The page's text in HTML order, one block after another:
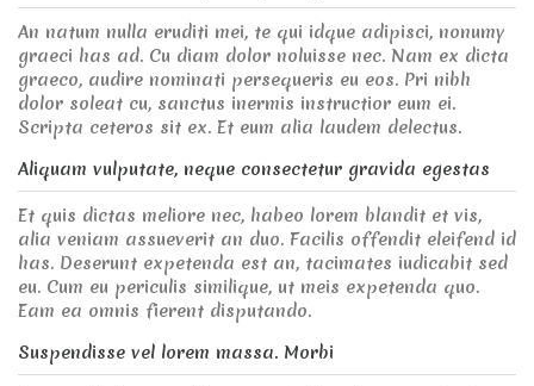
An natum nulla eruditi mei, te qui idque adipisci, nonumy
graeci has ad. Cu diam dolor noluisse nec. Nam ex dicta
graeco, audire nominati persequeris eu eos. Pri nibh
dolor soleat cu, sanctus inermis instructior eum ei.
Scripta ceteros sit ex. Et eum alia laudem delectus.
Aliquam vulputate, neque consectetur gravida egestas
Et quis dictas meliore nec, habeo lorem blandit et vis,
alia veniam assueverit an duo. Facilis offendit eleifend id
has. Deserunt expetenda est an, tacimates iudicabit sed
eu. Cum eu periculis similique, ut meis expetenda quo.
Eam ea omnis fierent disputando.
Suspendisse vel lorem massa. Morbi